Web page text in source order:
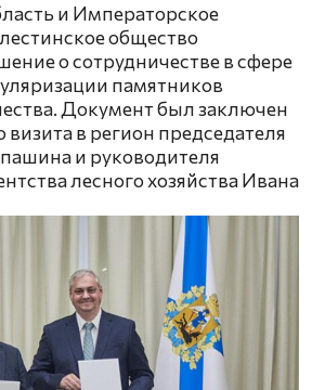
и Императорское
общество
о сотрудничестве в сфере
памятников
Документ был заключен
визита в регион председателя
и руководителя
лесного хозяйства Ивана